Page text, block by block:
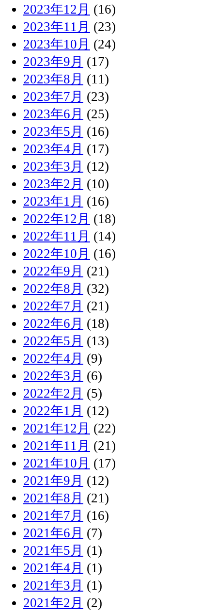
2023年12月 (16)
2023年11月 (23)
2023年10月 (24)
2023年9月 (17)
2023年8月 (11)
2023年7月 (23)
2023年6月 (25)
2023年5月 (16)
2023年4月 (17)
2023年3月 (12)
2023年2月 (10)
2023年1月 (16)
2022年12月 (18)
2022年11月 (14)
2022年10月 (16)
2022年9月 (21)
2022年8月 (32)
2022年7月 (21)
2022年6月 (18)
2022年5月 (13)
2022年4月 (9)
2022年3月 (6)
2022年2月 (5)
2022年1月 (12)
2021年12月 (22)
2021年11月 (21)
2021年10月 (17)
2021年9月 (12)
2021年8月 (21)
2021年7月 (16)
2021年6月 (7)
2021年5月 (1)
2021年4月 (1)
2021年3月 (1)
2021年2月 (2)